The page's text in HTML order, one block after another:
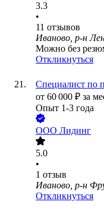
3.3
•
11 отзывов
Иваново, р-н
Можно без
Откликнуться
Специалист по
от 60 000 ₽ за
Опыт 1-3 года
ООО Лидинг
5.0
•
1 отзыв
Иваново, р-н
Откликнуться